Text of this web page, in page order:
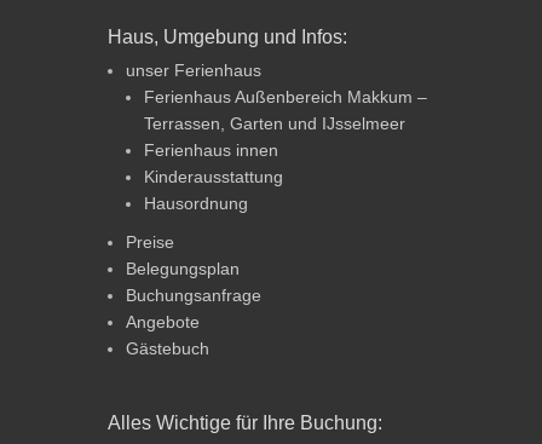
Haus, Umgebung und Infos:
unser Ferienhaus
Ferienhaus Außenbereich Makkum –
Terrassen, Garten und IJsselmeer
Ferienhaus innen
Kinderausstattung
Hausordnung
Preise
Belegungsplan
Buchungsanfrage
Angebote
Gästebuch
Alles Wichtige für Ihre Buchung: